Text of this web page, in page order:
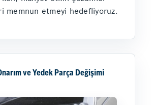
memnun etmeyi hedefliyoruz.
ve Yedek Parça Değişimi